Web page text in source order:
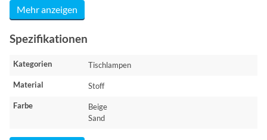
Mehr anzeigen
Spezifikationen
Kategorien Tischlampen
Material Stoff
Farbe
Beige
Sand